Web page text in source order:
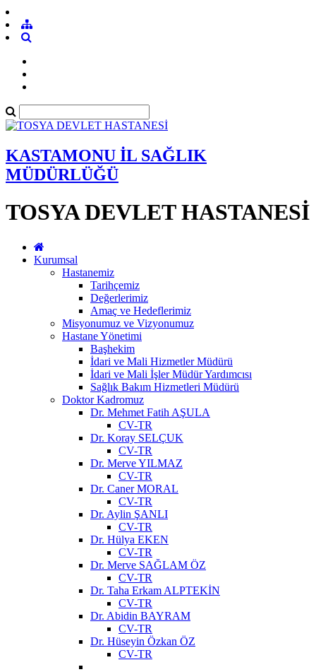
KASTAMONU İL SAĞLIK
MÜDÜRLÜĞÜ
TOSYA DEVLET HASTANESİ
Kurumsal
Hastanemiz
Tarihçemiz
Değerlerimiz
Amaç ve Hedeflerimiz
Misyonumuz ve Vizyonumuz
Hastane Yönetimi
Başhekim
İdari ve Mali Hizmetler Müdürü
İdari ve Mali İşler Müdür Yardımcısı
Sağlık Bakım Hizmetleri Müdürü
Doktor Kadromuz
Dr. Mehmet Fatih AŞULA
CV-TR
Dr. Koray SELÇUK
CV-TR
Dr. Merve YILMAZ
CV-TR
Dr. Caner MORAL
CV-TR
Dr. Aylin ŞANLI
CV-TR
Dr. Hülya EKEN
CV-TR
Dr. Merve SAĞLAM ÖZ
CV-TR
Dr. Taha Erkam ALPTEKİN
CV-TR
Dr. Abidin BAYRAM
CV-TR
Dr. Hüseyin Özkan ÖZ
CV-TR